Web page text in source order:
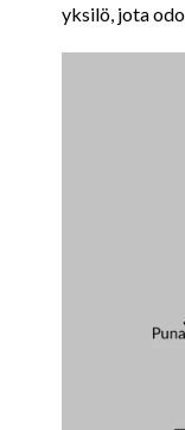
yksilö, jota